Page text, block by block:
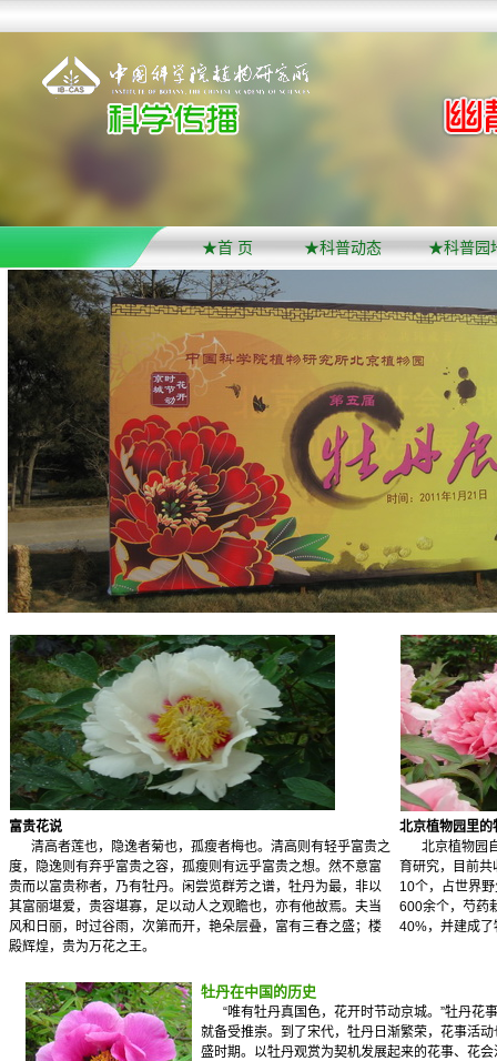
★首 页 ★科普动态 ★科普园
富贵花说
清高者莲也，隐逸者菊也，孤瘦者梅也。清高则有轻乎富贵之
度，隐逸则有弃乎富贵之容，孤瘦则有远乎富贵之想。然不意富
贵而以富贵称者，乃有牡丹。闲尝览群芳之谱，牡丹为最，非以
其富丽堪爱，贵容堪寡，足以动人之观瞻也，亦有他故焉。夫当
风和日丽，时过谷雨，次第而开，艳朵层叠，富有三春之盛；楼
殿辉煌，贵为万花之王。
北京植物园里的
北京植物园
育研究，目前
10个，占世界
600余个，芍药
40%，并建成
牡丹在中国的历史
“唯有牡丹真国色，花开时节动京城。”牡丹花
就备受推崇。到了宋代，牡丹日渐繁荣，花事活
盛时期。以牡丹观赏为契机发展起来的花事、花